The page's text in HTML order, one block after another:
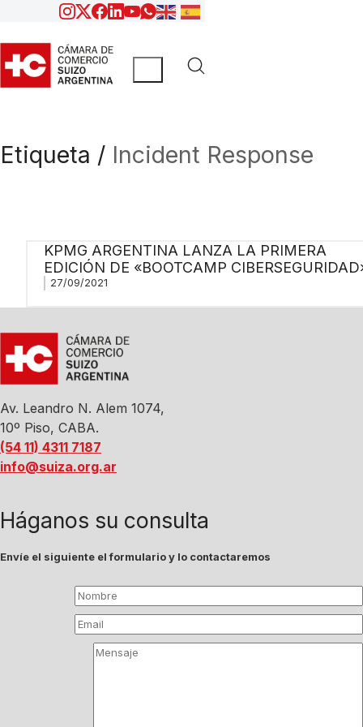
Etiqueta / Incident Response
KPMG ARGENTINA LANZA LA PRIMERA
EDICIÓN DE «BOOTCAMP
27/09/2021
Av. Leandro N. Alem 1074,
10º Piso, CABA.
(54 11) 4311 7187
info@suiza.org.ar
Háganos su consulta
Envíe el siguiente el formulario y lo contactaremos